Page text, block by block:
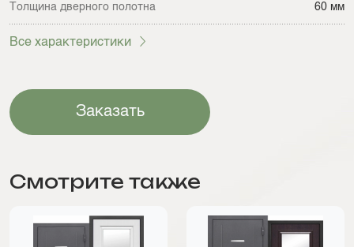
Толщина дверного полотна 60 мм
Все характеристики
Заказать
Смотрите также